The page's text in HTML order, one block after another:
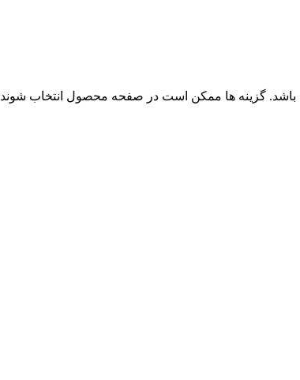
باشد. گزینه ها ممکن است در صفحه محصول انتخاب شوند